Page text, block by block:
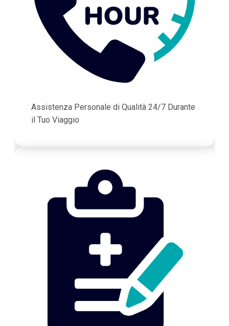
Assistenza Personale di Qualità 24/7 Durante
il Tuo Viaggio